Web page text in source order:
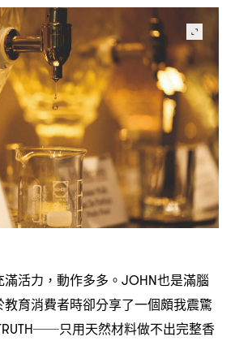
滿活力 ， 動作多多。 JOHN也是滿腦
教育消費者時卻分享了一個頗我震驚
只用天然材料做不出完整香